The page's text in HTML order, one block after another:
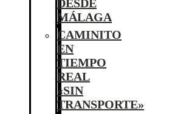
DESDE
MÁLAGA
CAMINITO
EN
TIEMPO
REAL
«SIN
TRANSPORTE»